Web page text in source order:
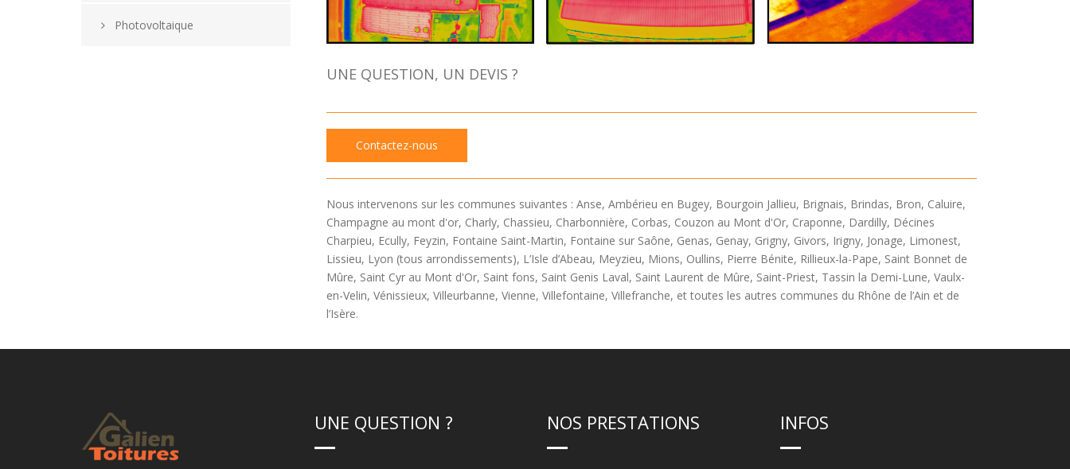
Photovoltaique
UNE QUESTION, UN DEVIS ?
Contactez-nous
Nous intervenons sur les communes suivantes : Anse, Ambérieu en Bugey, Bourgoin Jallieu, Brignais, Brindas, Bron, Caluire,
Champagne au mont d'or, Charly, Chassieu, Charbonnière, Corbas, Couzon au Mont d'Or, Craponne, Dardilly, Décines
Charpieu, Ecully, Feyzin, Fontaine Saint-Martin, Fontaine sur Saône, Genas, Genay, Grigny, Givors, Irigny, Jonage, Limonest,
Lissieu, Lyon (tous arrondissements), L’Isle d’Abeau, Meyzieu, Mions, Oullins, Pierre Bénite, Rillieux-la-Pape, Saint Bonnet de
Mûre, Saint Cyr au Mont d'Or, Saint fons, Saint Genis Laval, Saint Laurent de Mûre, Saint-Priest, Tassin la Demi-Lune, Vaulx-
en-Velin, Vénissieux, Villeurbanne, Vienne, Villefontaine, Villefranche, et toutes les autres communes du Rhône de l’Ain et de
l’Isère.
UNE QUESTION ? NOS PRESTATIONS INFOS